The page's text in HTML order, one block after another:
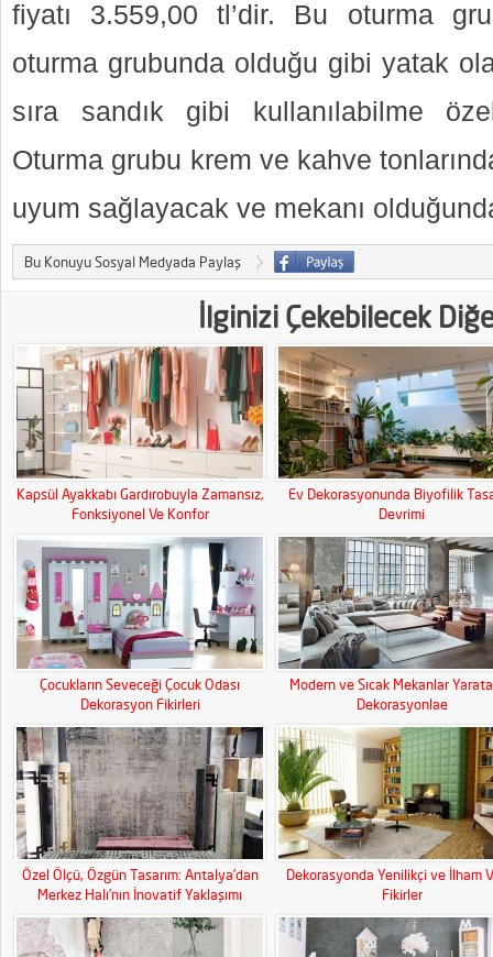
fiyatı 3.559,00 tl’dir. Bu oturma
oturma grubunda olduğu gibi yatak
sıra sandık gibi kullanılabilme
Oturma grubu krem ve kahve
uyum sağlayacak ve mekanı
Bu Konuyu Sosyal Medyada Paylaş
İlginizi Çekebilecek
Kapsül Ayakkabı Gardırobuyla Zamansız,
Fonksiyonel Ve Konfor
Ev Dekorasyonunda Biyofilik
Devrimi
Çocukların Seveceği Çocuk Odası
Dekorasyon Fikirleri
Modern ve Sıcak Mekanlar
Dekorasyonlae
Özel Ölçü, Özgün Tasarım: Antalya’dan
Merkez Halı’nın İnovatif Yaklaşımı
Dekorasyonda Yenilikçi ve İlham
Fikirler